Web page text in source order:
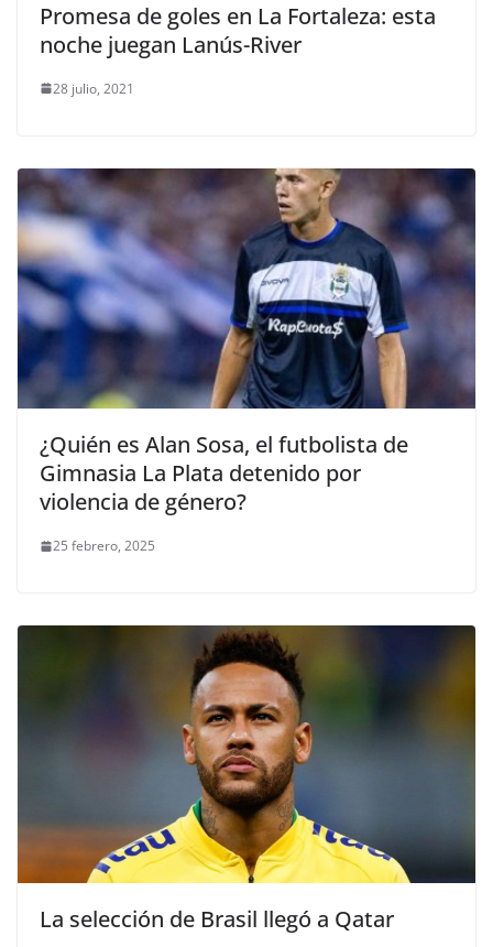
Promesa de goles en La Fortaleza: esta
noche juegan Lanús-River
28 julio, 2021
¿Quién es Alan Sosa, el futbolista de
Gimnasia La Plata detenido por
violencia de género?
25 febrero, 2025
La selección de Brasil llegó a Qatar